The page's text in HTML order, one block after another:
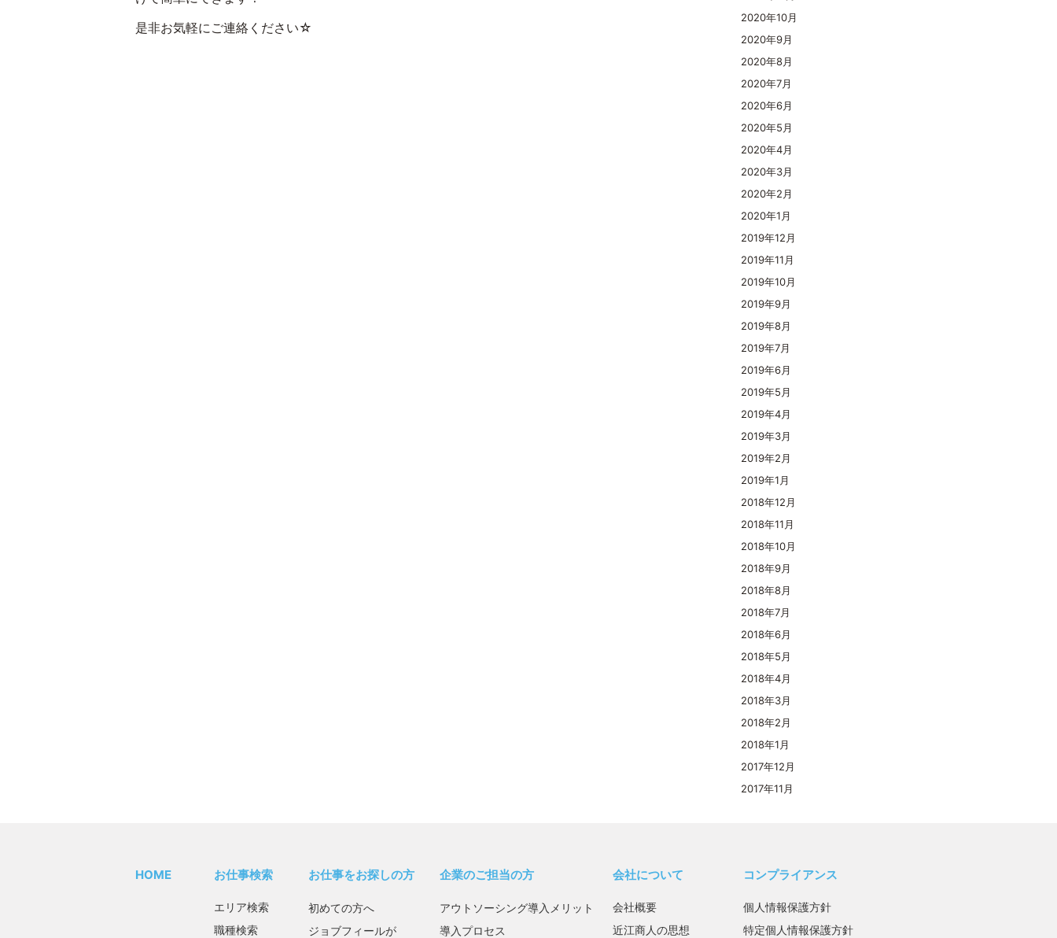
是非お気軽にご連絡ください☆
2020年10月
2020年9月
2020年8月
2020年7月
2020年6月
2020年5月
2020年4月
2020年3月
2020年2月
2020年1月
2019年12月
2019年11月
2019年10月
2019年9月
2019年8月
2019年7月
2019年6月
2019年5月
2019年4月
2019年3月
2019年2月
2019年1月
2018年12月
2018年11月
2018年10月
2018年9月
2018年8月
2018年7月
2018年6月
2018年5月
2018年4月
2018年3月
2018年2月
2018年1月
2017年12月
2017年11月
HOME お仕事検索
エリア検索
職種検索
お仕事をお探しの方
初めての方へ
ジョブフィールが
企業のご担当の方
アウトソーシング導入メリット
導入プロセス
会社について
会社概要
近江商人の思想
コンプライアンス
個人情報保護方針
特定個人情報保護方針